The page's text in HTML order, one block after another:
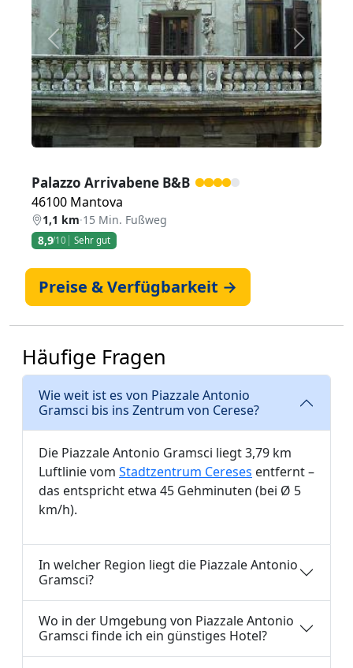
Zurück Weiter
Palazzo Arrivabene B&B
46100 Mantova
1,1 km·15 Min. Fußweg
8,9/10 Sehr gut
Preise & Verfügbarkeit →
Häufige Fragen
Wie weit ist es von Piazzale Antonio
Gramsci bis ins Zentrum von Cerese?
Die Piazzale Antonio Gramsci liegt 3,79 km
Luftlinie vom Stadtzentrum Cereses entfernt –
das entspricht etwa 45 Gehminuten (bei Ø 5
km/h).
In welcher Region liegt die Piazzale Antonio
Gramsci?
Wo in der Umgebung von Piazzale Antonio
Gramsci finde ich ein günstiges Hotel?